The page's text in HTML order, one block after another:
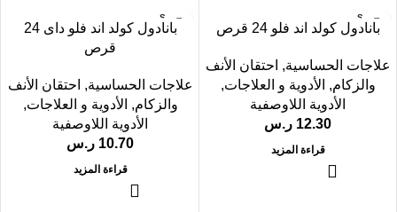
SOLD
OUT
بانادول كولد اند فلو 24 قرص
علاجات الحساسية, احتقان الأنف
والزكام, الأدوية و العلاجات,
الأدوية اللاوصفية
12.30 ر.س
قراءة المزيد
SOLD
OUT
بانادول كولد اند فلو داى 24
قرص
علاجات الحساسية, احتقان الأنف
والزكام, الأدوية و العلاجات,
الأدوية اللاوصفية
10.70 ر.س
قراءة المزيد